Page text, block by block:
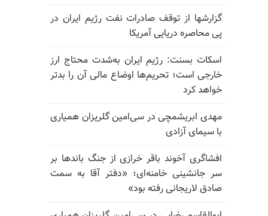
گزارشها از توقف صادرات نفت رژیم ایران در
پی محاصره دریایی آمریکا
اسکات بسنت: رژیم ایران به‌شدت محتاج ارز
خارجی است؛ تحریم‌ها اوضاع مالی آن را بدتر
خواهد کرد
مهدی ابریشمچی در سی‌امین گلریزان همیاری
با سیمای آزادی
افشاگری آخوند باقر خرازی از جنگ باندها بر
سر جانشینی خامنه‌ای؛ «دفتر آقا به سمت
صادق لاریجانی رفته بود»